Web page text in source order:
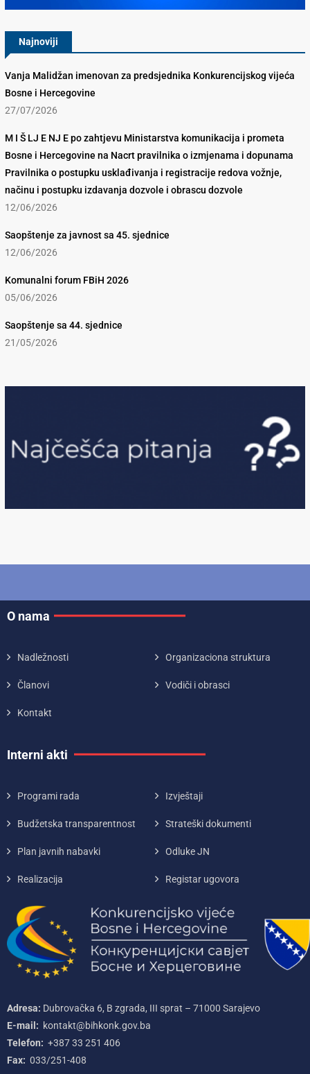
Najnoviji
Vanja Malidžan imenovan za predsjednika Konkurencijskog vijeća
Bosne i Hercegovine
27/07/2026
M I Š LJ E NJ E po zahtjevu Ministarstva komunikacija i prometa
Bosne i Hercegovine na Nacrt pravilnika o izmjenama i dopunama
Pravilnika o postupku usklađivanja i registracije redova vožnje,
načinu i postupku izdavanja dozvole i obrascu dozvole
12/06/2026
Saopštenje za javnost sa 45. sjednice
12/06/2026
Komunalni forum FBiH 2026
05/06/2026
Saopštenje sa 44. sjednice
21/05/2026
O nama
Nadležnosti Organizaciona struktura
Članovi Vodiči i obrasci
Kontakt
Interni akti
Programi rada Izvještaji
Budžetska transparentnost Strateški dokumenti
Plan javnih nabavki Odluke JN
Realizacija Registar ugovora
Adresa: Dubrovačka 6, B zgrada, III sprat – 71000‌ Sarajevo
E-mail: kontakt@bihkonk.gov.ba
Telefon: +387‌ 33‌ 251‌ 406
Fax: 033/251-408